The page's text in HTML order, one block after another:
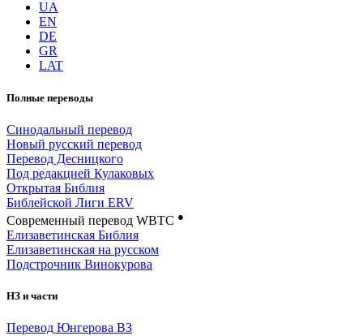
UA
EN
DE
GR
LAT
Полные переводы
Синодальный перевод
Новый русский перевод
Перевод Десницкого
Под редакцией Кулаковых
Открытая Библия
Библейской Лиги ERV
Cовременный перевод WBTC ●
Елизаветинская Библия
Елизаветинская на русском
Подстрочник Винокурова
НЗ и части
Перевод Юнгерова ВЗ